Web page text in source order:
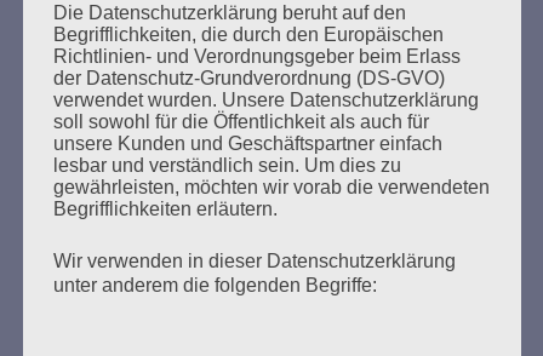
MARATHONLESUNG AUS DEN
VERBRANNTEN BÜCHERN
Die Datenschutzerklärung beruht auf den
Begrifflichkeiten, die durch den Europäischen
Richtlinien- und Verordnungsgeber beim Erlass
der Datenschutz-Grundverordnung (DS-GVO)
verwendet wurden. Unsere Datenschutzerklärung
soll sowohl für die Öffentlichkeit als auch für
unsere Kunden und Geschäftspartner einfach
lesbar und verständlich sein. Um dies zu
gewährleisten, möchten wir vorab die verwendeten
Begrifflichkeiten erläutern.
Wir verwenden in dieser Datenschutzerklärung
unter anderem die folgenden Begriffe: